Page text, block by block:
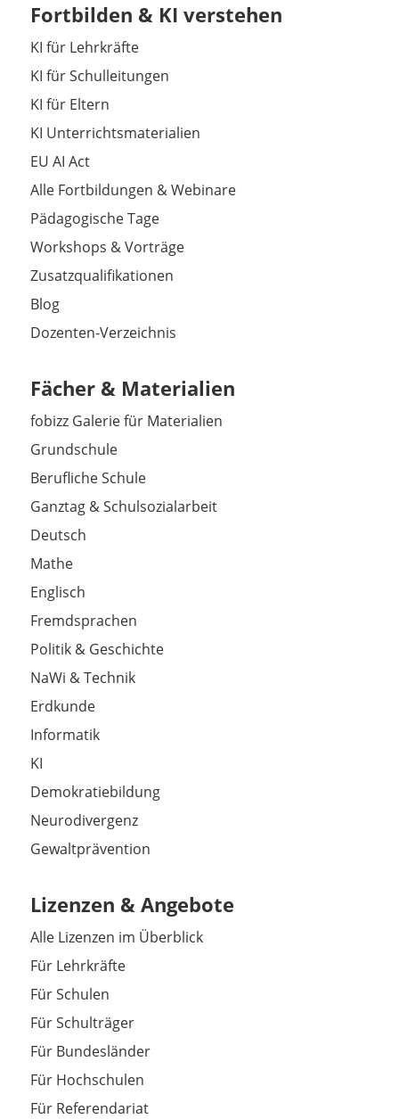
Fortbilden & KI verstehen
KI für Lehrkräfte
KI für Schulleitungen
KI für Eltern
KI Unterrichtsmaterialien
EU AI Act
Alle Fortbildungen & Webinare
Pädagogische Tage
Workshops & Vorträge
Zusatzqualifikationen
Blog
Dozenten-Verzeichnis
Fächer & Materialien
fobizz Galerie für Materialien
Grundschule
Berufliche Schule
Ganztag & Schulsozialarbeit
Deutsch
Mathe
Englisch
Fremdsprachen
Politik & Geschichte
NaWi & Technik
Erdkunde
Informatik
KI
Demokratiebildung
Neurodivergenz
Gewaltprävention
Lizenzen & Angebote
Alle Lizenzen im Überblick
Für Lehrkräfte
Für Schulen
Für Schulträger
Für Bundesländer
Für Hochschulen
Für Referendariat